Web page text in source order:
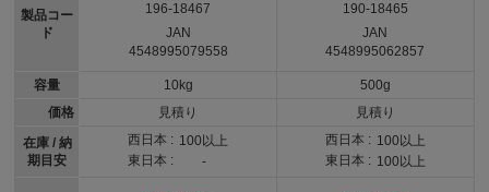
製品コー
ド
容量
価格
在庫 / 納
期目安
196-18467
JAN
4548995079558
10kg
見積り
西日本 : 100以上
東日本 :
-
190-18465
JAN
4548995062857
500g
見積り
西日本 : 100以上
東日本 : 100以上